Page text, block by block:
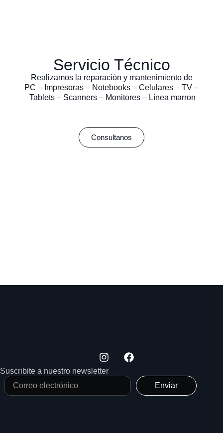
Servicio Técnico
Realizamos la reparación y mantenimiento de
PC – Impresoras – Notebooks – Celulares – TV –
Tablets – Scanners – Monitores – Línea marron
Consultanos
Suscribite a nuestro newsletter
Enviar